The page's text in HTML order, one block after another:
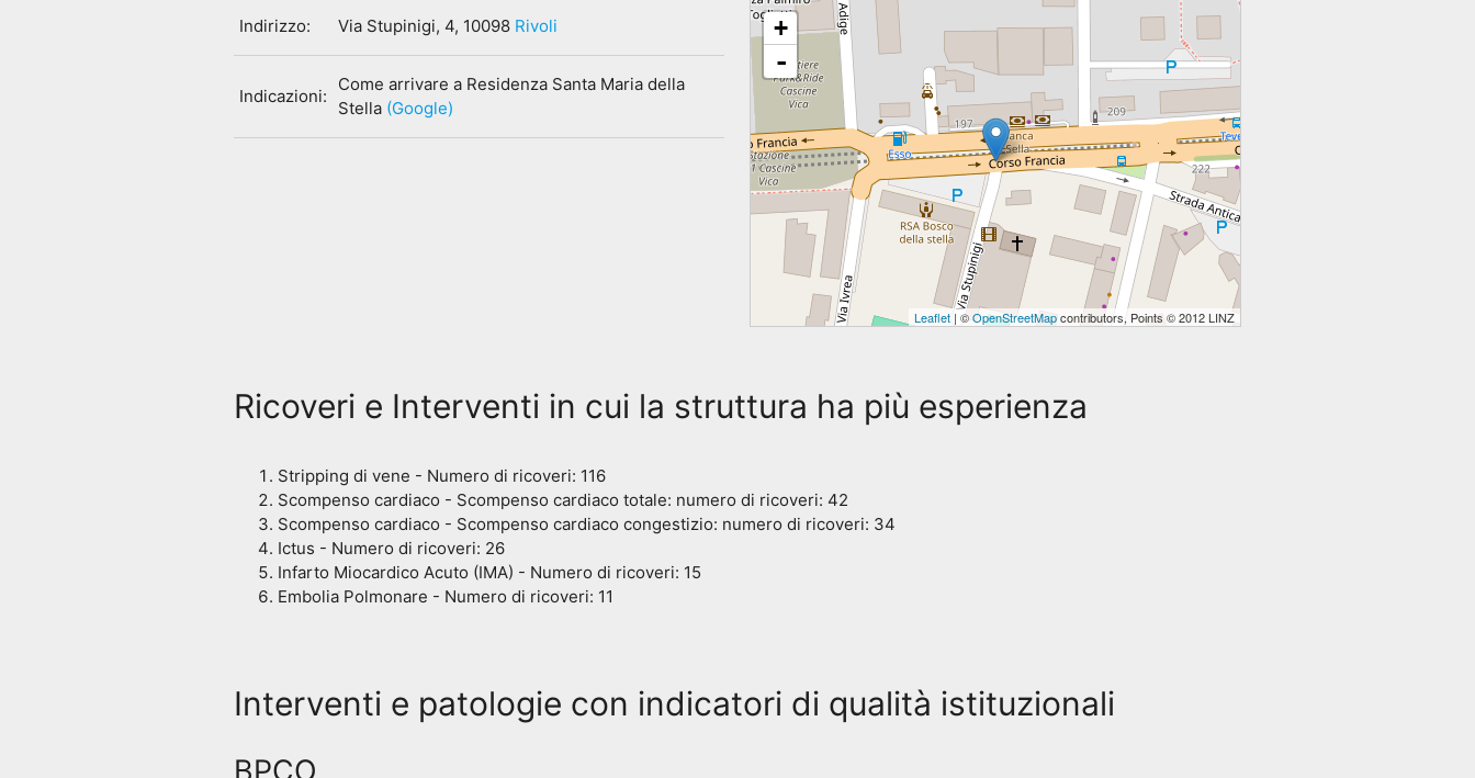
Indirizzo: Via Stupinigi, 4, 10098 Rivoli
Indicazioni:
Come arrivare a Residenza Santa Maria della
Stella(Google)
+
-
Leaflet | ©OpenStreetMapcontributors, Points © 2012 LINZ
Ricoveri e Interventi in cui la struttura ha più esperienza
Stripping di vene - Numero di ricoveri: 116
Scompenso cardiaco - Scompenso cardiaco totale: numero di ricoveri: 42
Scompenso cardiaco - Scompenso cardiaco congestizio: numero di ricoveri: 34
Ictus - Numero di ricoveri: 26
Infarto Miocardico Acuto (IMA) - Numero di ricoveri: 15
Embolia Polmonare - Numero di ricoveri: 11
Interventi e patologie con indicatori di qualità istituzionali
BPCO